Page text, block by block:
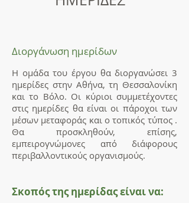
Διοργάνωση ημερίδων
Η ομάδα του έργου θα διοργανώσει 3
ημερίδες στην Αθήνα, τη Θεσσαλονίκη
και το Βόλο. Οι κύριοι συμμετέχοντες
στις ημερίδες θα είναι οι πάροχοι των
μέσων μεταφοράς και ο τοπικός τύπος .
Θα προσκληθούν, επίσης,
εμπειρογνώμονες από διάφορους
περιβαλλοντικούς οργανισμούς.
Σκοπός της ημερίδας είναι να: